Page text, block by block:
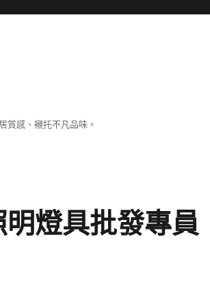
質感、襯托不凡品味。
燈具批發專員